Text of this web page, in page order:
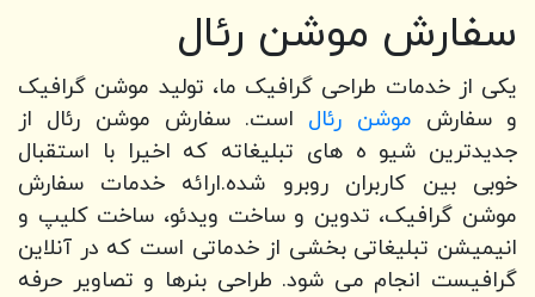
سفارش موشن رئال
یکی از خدمات طراحی گرافیک ما، تولید موشن گرافیک
و سفارش موشن رئال است. سفارش موشن رئال از
جدیدترین شیو ه های تبلیغاته که اخیرا با استقبال
خوبی بین کاربران روبرو شده.ارائه خدمات سفارش
موشن گرافیک، تدوین و ساخت ویدئو، ساخت کلیپ و
انیمیشن تبلیغاتی بخشی از خدماتی است که در آنلاین
گرافیست انجام می شود. طراحی بنرها و تصاویر حرفه